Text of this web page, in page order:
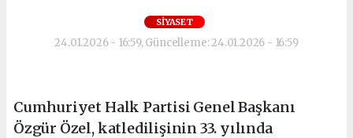
SIYASET
24.01.2026 - 16:59, Güncelleme: 24.01.2026 - 16:59
Cumhuriyet Halk Partisi Genel Başkanı
Özgür Özel, katledilişinin 33. yılında